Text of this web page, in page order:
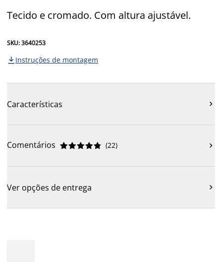
Tecido e cromado. Com altura ajustável.
SKU: 3640253
 Instruções de montagem
Características 
Comentários 




 (22) 
Ver opções de entrega 